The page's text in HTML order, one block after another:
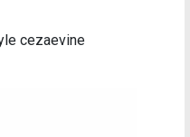
cezaevine